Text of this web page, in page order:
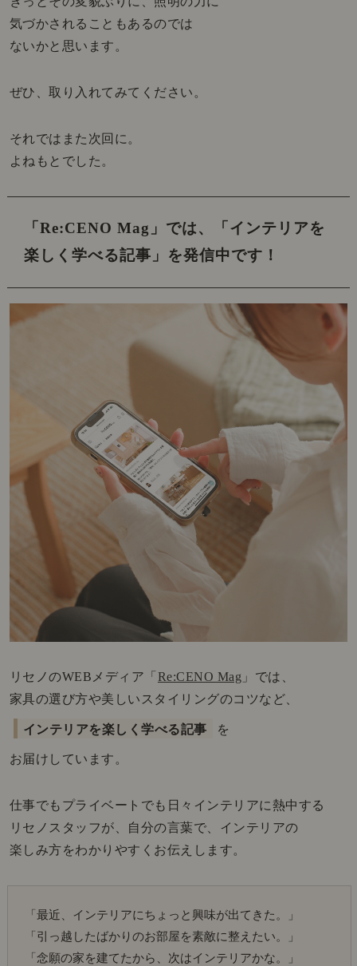
気づかされることもあるのでは
ないかと思います。
ぜひ、取り入れてみてください。
それではまた次回に。
よねもとでした。
「Re:CENO Mag」では、
「インテリアを
楽しく学べる記事」を発信中です！
リセノのWEBメディア「 Re:CENO Mag 」では、
家具の選び方や美しいスタイリングのコツなど、
インテリアを楽しく学べる記事 を
お届けしています。
仕事でもプライベートでも日々インテリアに熱中する
リセノスタッフが、自分の言葉で、インテリアの
楽しみ方をわかりやすくお伝えします。
「最近、インテリアにちょっと興味が出てきた。」
「引っ越したばかりのお部屋を素敵に整えたい。」
「念願の家を建てたから、次はインテリアかな。」